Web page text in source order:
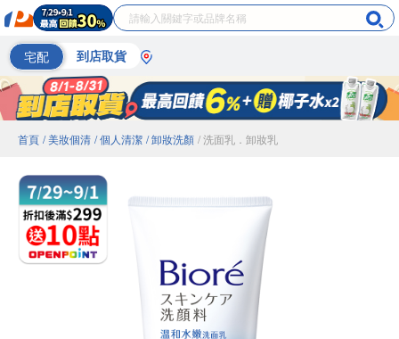
宅配 到店取貨
首頁 / 美妝個清 / 個人清潔 / 卸妝洗顏 / 洗面乳．卸妝乳